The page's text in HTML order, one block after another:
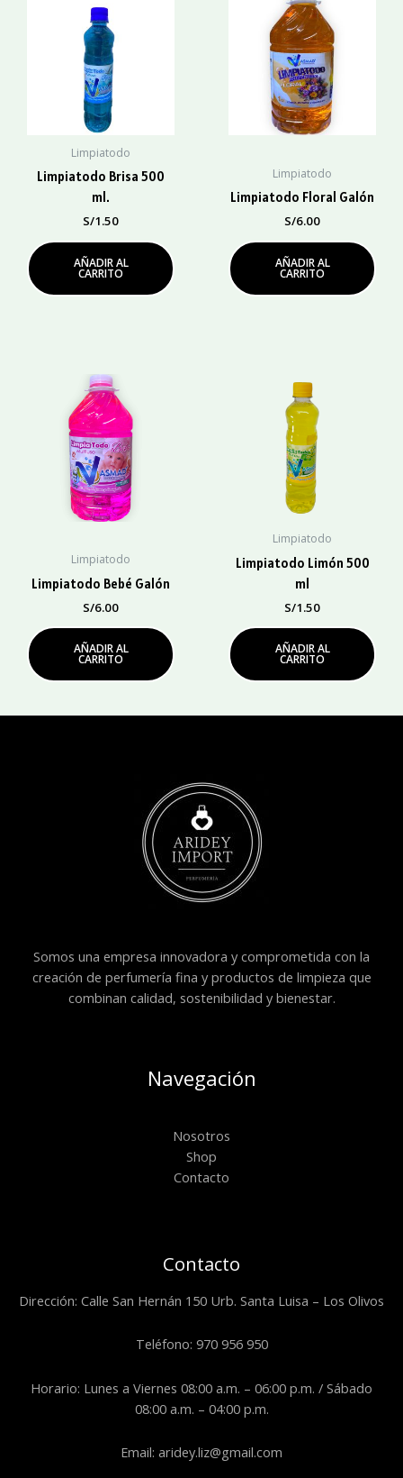
Limpiatodo
Limpiatodo Brisa 500
ml.
S/1.50
AÑADIR AL
CARRITO
Limpiatodo
Limpiatodo Floral Galón
S/6.00
AÑADIR AL
CARRITO
Limpiatodo
Limpiatodo Bebé Galón
S/6.00
AÑADIR AL
CARRITO
Limpiatodo
Limpiatodo Limón 500
ml
S/1.50
AÑADIR AL
CARRITO
Somos una empresa innovadora y comprometida con la
creación de perfumería fina y productos de limpieza que
combinan calidad, sostenibilidad y bienestar.
Navegación
Nosotros
Shop
Contacto
Contacto
Dirección: Calle San Hernán 150 Urb. Santa Luisa – Los Olivos
Teléfono: 970 956 950
Horario: Lunes a Viernes 08:00 a.m. – 06:00 p.m. / Sábado
08:00 a.m. – 04:00 p.m.
Email: aridey.liz@gmail.com